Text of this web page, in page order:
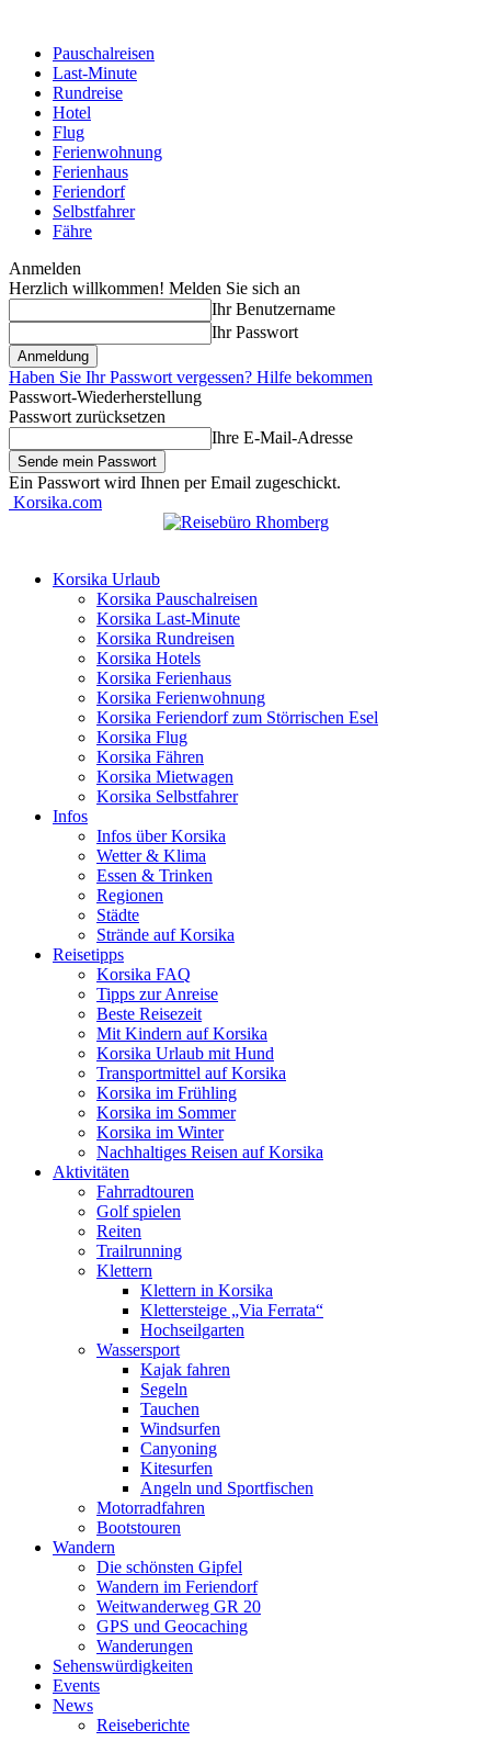
Pauschalreisen
Last-Minute
Rundreise
Hotel
Flug
Ferienwohnung
Ferienhaus
Feriendorf
Selbstfahrer
Fähre
Anmelden
Herzlich willkommen! Melden Sie sich an
Ihr Benutzername
Ihr Passwort
Haben Sie Ihr Passwort vergessen? Hilfe bekommen
Passwort-Wiederherstellung
Passwort zurücksetzen
Ihre E-Mail-Adresse
Ein Passwort wird Ihnen per Email zugeschickt.
Korsika.com
Korsika Urlaub
Korsika Pauschalreisen
Korsika Last-Minute
Korsika Rundreisen
Korsika Hotels
Korsika Ferienhaus
Korsika Ferienwohnung
Korsika Feriendorf zum Störrischen Esel
Korsika Flug
Korsika Fähren
Korsika Mietwagen
Korsika Selbstfahrer
Infos
Infos über Korsika
Wetter & Klima
Essen & Trinken
Regionen
Städte
Strände auf Korsika
Reisetipps
Korsika FAQ
Tipps zur Anreise
Beste Reisezeit
Mit Kindern auf Korsika
Korsika Urlaub mit Hund
Transportmittel auf Korsika
Korsika im Frühling
Korsika im Sommer
Korsika im Winter
Nachhaltiges Reisen auf Korsika
Aktivitäten
Fahrradtouren
Golf spielen
Reiten
Trailrunning
Klettern
Klettern in Korsika
Klettersteige „Via Ferrata“
Hochseilgarten
Wassersport
Kajak fahren
Segeln
Tauchen
Windsurfen
Canyoning
Kitesurfen
Angeln und Sportfischen
Motorradfahren
Bootstouren
Wandern
Die schönsten Gipfel
Wandern im Feriendorf
Weitwanderweg GR 20
GPS und Geocaching
Wanderungen
Sehenswürdigkeiten
Events
News
Reiseberichte